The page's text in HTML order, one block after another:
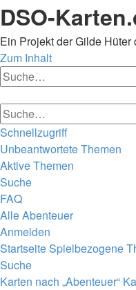
DSO-
Ein Projekt der Gilde Hüter
Zum Inhalt
Schnellzugriff
Unbeantwortete Themen
Aktive Themen
Suche
FAQ
Alle Abenteuer
Anmelden
StartseiteSpielbezogene
Suche
Karten nach „Abenteuer“